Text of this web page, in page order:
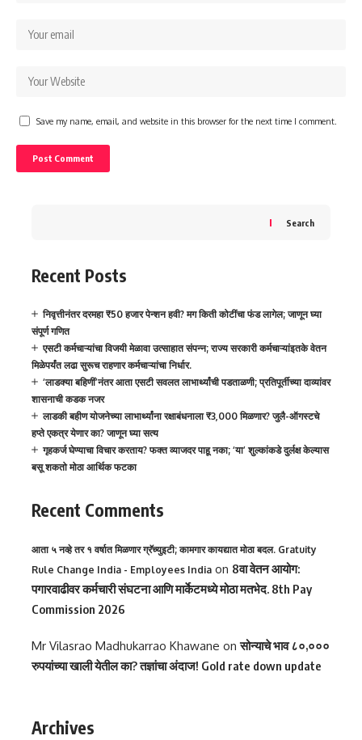
Save my name, email, and website in this browser for the next time I comment.
Search
Recent Posts
निवृत्तीनंतर दरमहा ₹50 हजार पेन्शन हवी? मग किती कोटींचा फंड लागेल; जाणून घ्या
संपूर्ण गणित
एसटी कर्मचाऱ्यांचा विजयी मेळावा उत्साहात संपन्न; राज्य सरकारी कर्मचाऱ्यांइतके वेतन
मिळेपर्यंत लढा सुरूच राहणार कर्मचाऱ्यांचा निर्धार.
‘लाडक्या बहिणीं’नंतर आता एसटी सवलत लाभार्थ्यांची पडताळणी; प्रतिपूर्तीच्या दाव्यांवर
शासनाची कडक नजर
लाडकी बहीण योजनेच्या लाभार्थ्यांना रक्षाबंधनाला ₹3,000 मिळणार? जुलै-ऑगस्टचे
हप्ते एकत्र येणार का? जाणून घ्या सत्य
गृहकर्ज घेण्याचा विचार करताय? फक्त व्याजदर पाहू नका; ‘या’ शुल्कांकडे दुर्लक्ष केल्यास
बसू शकतो मोठा आर्थिक फटका
Recent Comments
आता ५ नव्हे तर १ वर्षात मिळणार ग्रॅच्युइटी; कामगार कायद्यात मोठा बदल. Gratuity
Rule Change India - Employees India on 8वा वेतन आयोग:
पगारवाढीवर कर्मचारी संघटना आणि मार्केटमध्ये मोठा मतभेद. 8th Pay
Commission 2026
Mr Vilasrao Madhukarrao Khawane onसोन्याचे भाव ८०,०००
रुपयांच्या खाली येतील का? तज्ञांचा अंदाज! Gold rate down update
Archives